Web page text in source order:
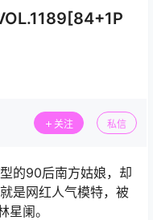
关注 私信
的90后南方姑娘，却
是网红人气模特，被
星阑。